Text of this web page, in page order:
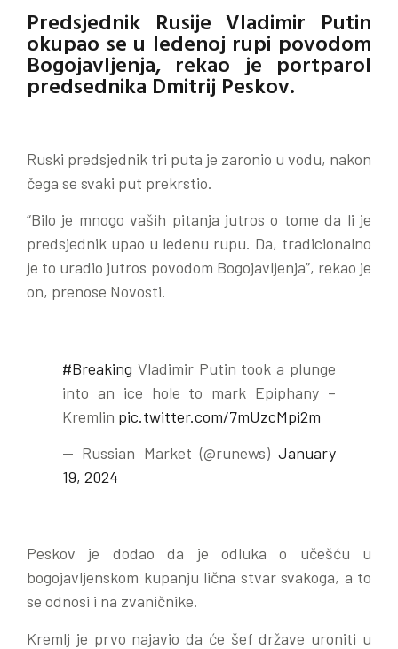
Predsjednik Rusije Vladimir Putin
okupao se u ledenoj rupi povodom
Bogojavljenja, rekao je portparol
predsednika Dmitrij Peskov.
Ruski predsjednik tri puta je zaronio u vodu, nakon
čega se svaki put prekrstio.
“Bilo je mnogo vaših pitanja jutros o tome da li je
predsjednik upao u ledenu rupu. Da, tradicionalno
je to uradio jutros povodom Bogojavljenja”, rekao je
on, prenose Novosti.
#Breaking Vladimir Putin took a plunge
into an ice hole to mark Epiphany –
Kremlin pic.twitter.com/7mUzcMpi2m
— Russian Market (@runews) January
19, 2024
Peskov je dodao da je odluka o učešću u
bogojavljenskom kupanju lična stvar svakoga, a to
se odnosi i na zvaničnike.
Kremlj je prvo najavio da će šef države uroniti u